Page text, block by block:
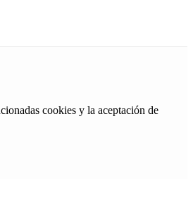
cookies y la aceptación de